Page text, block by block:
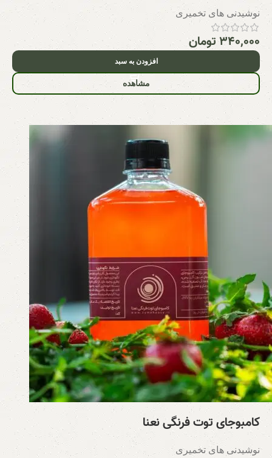
نوشیدنی های تخمیری
۳۴۰,۰۰۰تومان
افزودن به سبد
مشاهده
کامبوجای توت فرنگی نعنا
نوشیدنی های تخمیری